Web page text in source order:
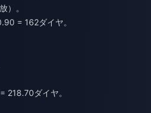
）。
= 162ダイヤ。
ダイヤ。